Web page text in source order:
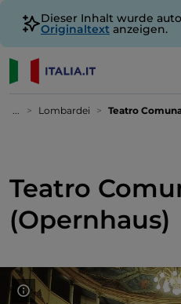
Dieser Inhalt wurde
Originaltext anzeigen.
... Lombardei Teatro
Teatro
(Opernhaus)